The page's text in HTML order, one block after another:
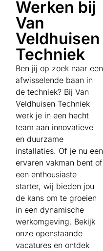
Werken bij
Van
Veldhuisen
Techniek
Ben jij op zoek naar een
afwisselende baan in
de techniek? Bij Van
Veldhuisen Techniek
werk je in een hecht
team aan innovatieve
en duurzame
installaties. Of je nu een
ervaren vakman bent of
een enthousiaste
starter, wij bieden jou
de kans om te groeien
in een dynamische
werkomgeving. Bekijk
onze openstaande
vacatures en ontdek